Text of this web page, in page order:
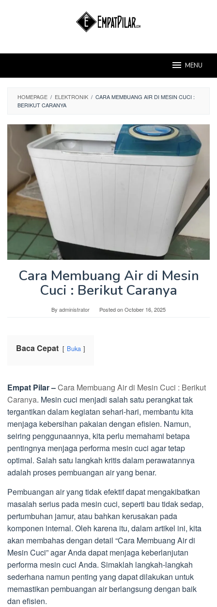
MENU
HOMEPAGE / ELEKTRONIK / CARA MEMBUANG AIR DI MESIN CUCI :
BERIKUT CARANYA
Cara Membuang Air di Mesin
Cuci : Berikut Caranya
By administrator Posted onOctober 16, 2025
Baca Cepat Buka
Empat Pilar –Cara Membuang Air di Mesin Cuci : Berikut
Caranya. Mesin cuci menjadi salah satu perangkat tak
tergantikan dalam kegiatan sehari-hari, membantu kita
menjaga kebersihan pakaian dengan efisien. Namun,
seiring penggunaannya, kita perlu memahami betapa
pentingnya menjaga performa mesin cuci agar tetap
optimal. Salah satu langkah kritis dalam perawatannya
adalah proses pembuangan air yang benar.
Pembuangan air yang tidak efektif dapat mengakibatkan
masalah serius pada mesin cuci, seperti bau tidak sedap,
pertumbuhan jamur, atau bahkan kerusakan pada
komponen internal. Oleh karena itu, dalam artikel ini, kita
akan membahas dengan detail “Cara Membuang Air di
Mesin Cuci” agar Anda dapat menjaga keberlanjutan
performa mesin cuci Anda. Simaklah langkah-langkah
sederhana namun penting yang dapat dilakukan untuk
memastikan pembuangan air berlangsung dengan baik
dan efisien.